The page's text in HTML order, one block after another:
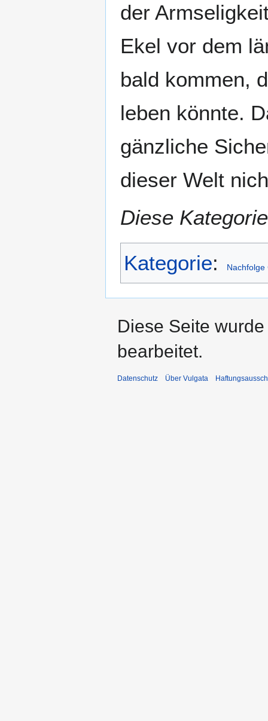
der
Ekel vor dem
bald kommen,
leben könnte.
gänzliche
dieser Welt
Diese
Kategorie: Nachfolge
Diese Seite
bearbeitet.
Datenschutz Über Vulgata